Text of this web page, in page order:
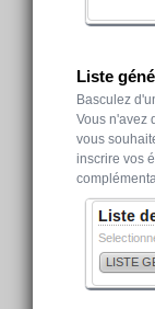
Liste
Basculez
Vous n'avez
vous
inscrire vos